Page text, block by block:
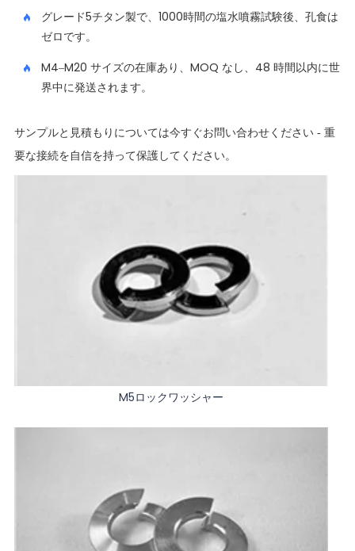
グレード5チタン製で、1000時間の塩水噴霧試験後、孔食は
ゼロです。
M4–M20 サイズの在庫あり、MOQ なし、48 時間以内に世
界中に発送されます。
サンプルと見積もりについては今すぐお問い合わせください - 重
要な接続を自信を持って保護してください。
M5ロックワッシャー